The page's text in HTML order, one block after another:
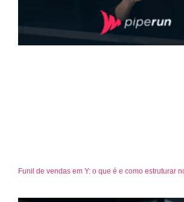
Funil de vendas em Y: o que é e como estruturar